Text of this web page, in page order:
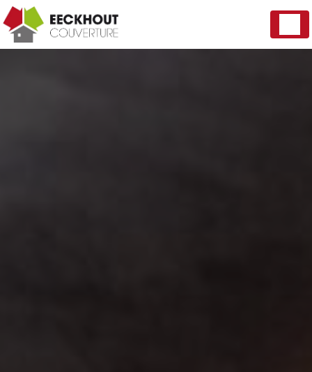
Panneau de gestion des cookies